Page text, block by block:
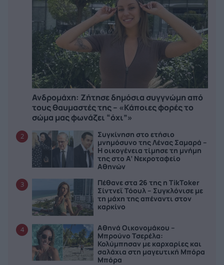
Ανδρομάχη: Ζήτησε δημόσια συγγνώμη από
τους θαυμαστές της – «Κάποιες φορές το
σώμα μας φωνάζει “όχι”»
2
Συγκίνηση στο ετήσιο
μνημόσυνο της Λένας Σαμαρά –
Η οικογένεια τίμησε τη μνήμη
της στο Α’ Νεκροταφείο
Αθηνών
3
Πέθανε στα 26 της η TikToker
Σίντνεϊ Τόουλ – Συγκλόνισε με
τη μάχη της απέναντι στον
καρκίνο
4
Αθηνά Οικονομάκου –
Μπρούνο Τσερέλα:
Κολύμπησαν με καρχαρίες και
σαλάχια στη μαγευτική Μπόρα
Μπόρα